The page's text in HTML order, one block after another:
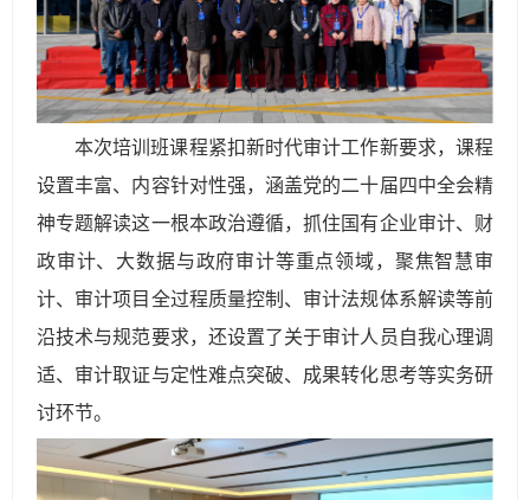
本次培训班课程紧扣新时代审计工作新要求，课程
设置丰富、内容针对性强，涵盖党的二十届四中全会精
神专题解读这一根本政治遵循，抓住国有企业审计、财
政审计、大数据与政府审计等重点领域，聚焦智慧审
计、审计项目全过程质量控制、审计法规体系解读等前
沿技术与规范要求，还设置了关于审计人员自我心理调
适、审计取证与定性难点突破、成果转化思考等实务研
讨环节。